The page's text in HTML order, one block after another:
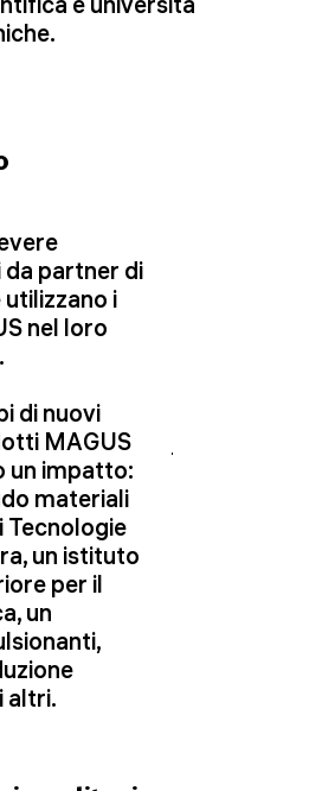
partner di
i
nel loro
di nuovi
MAGUS
un impatto:
materiali
Tecnologie
un istituto
per il
un
altri.